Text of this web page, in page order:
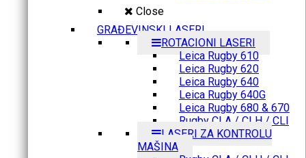
Close
GRAĐEVINSKI LASERI
ROTACIONI LASERI
Leica Rugby 610
Leica Rugby 620
Leica Rugby 640
Leica Rugby 640G
Leica Rugby 680 & 670
Rugby CLA / CLH / CLI
LASERI ZA KONTROLU
MAŠINA